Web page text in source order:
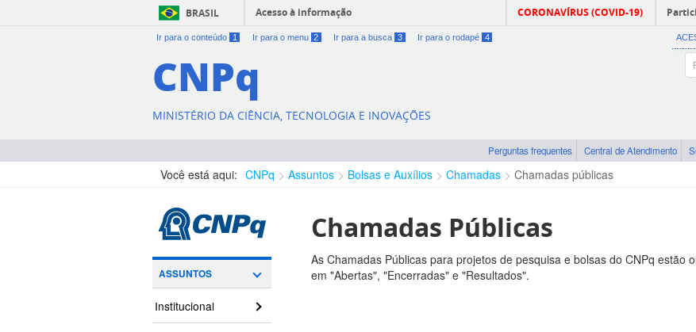
BRASIL Acesso à informação CORONAVÍRUS (COVID-19)
Ir para o conteúdo 1 Ir para o menu 2 Ir para a busca 3 Ir para o rodapé 4
CNPq
MINISTÉRIO DA CIÊNCIA, TECNOLOGIA E INOVAÇÕES
Perguntas frequentes Central de Atendimento
Você está aqui: CNPq Assuntos Bolsas e Auxílios Chamadas Chamadas públicas
ASSUNTOS
Institucional
Chamadas Públicas
As Chamadas Públicas para projetos de pesquisa e bolsas do CNPq estão
em "Abertas", "Encerradas" e "Resultados".